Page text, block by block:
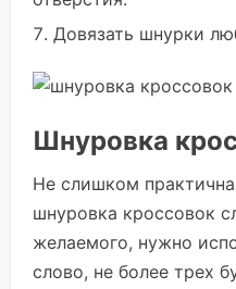
Довязать шнурки
Шнуровка
Не слишком
шнуровка кроссовок
желаемого, нужно
слово, не более трех